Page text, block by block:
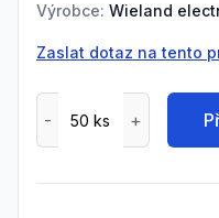
Výrobce: Wieland
Zaslat dotaz na tento